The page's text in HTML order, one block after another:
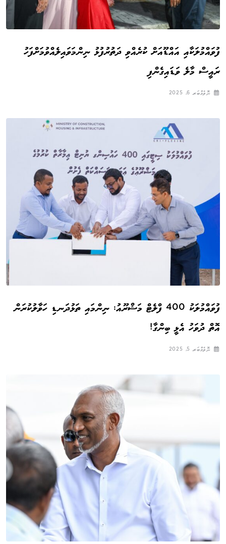
ފުވައްމުލަކާއި އައްޑޫއަށް ކުރެއްވި ދަތުރުފުޅު ނިންމަވައިލެއްވުމަށްފަހު
ރައީސް މާލެ ވަޑައިގެންފި
ނޮވެމްބަރ 6, 2025
ފުވައްމުލަކު 400 ފްލެޓް މަޝްރޫއު: ނިންމައި ތަޅުދަނޑި ހަވާލުކުރަން
އޮތް ދުވަހު އެޅީ ބިންގާ!
ނޮވެމްބަރ 5, 2025